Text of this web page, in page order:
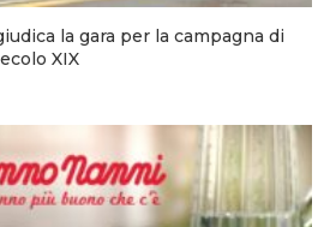
la gara per la campagna di
XIX